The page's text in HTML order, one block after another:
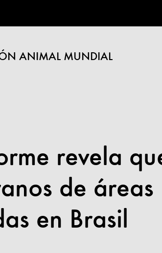
ANIMAL MUNDIAL
revela
de áreas
en Brasil